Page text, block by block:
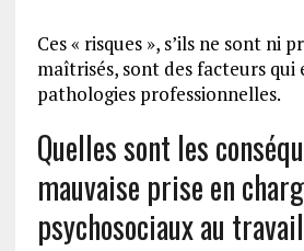
Ces « risques », s’ils ne sont ni
maîtrisés, sont des facteurs
pathologies professionnelles.
Quelles sont les
mauvaise prise en
psychosociaux au